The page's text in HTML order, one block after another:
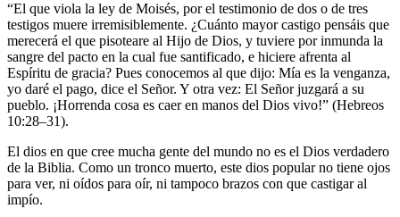
“El que viola la ley de Moisés, por el testimonio de dos o de tres
testigos muere irremisiblemente. ¿Cuánto mayor castigo pensáis que
merecerá el que pisoteare al Hijo de Dios, y tuviere por inmunda la
sangre del pacto en la cual fue santificado, e hiciere afrenta al
Espíritu de gracia? Pues conocemos al que dijo: Mía es la venganza,
yo daré el pago, dice el Señor. Y otra vez: El Señor juzgará a su
pueblo. ¡Horrenda cosa es caer en manos del Dios vivo!” (Hebreos
10:28–31).
El dios en que cree mucha gente del mundo no es el Dios verdadero
de la Biblia. Como un tronco muerto, este dios popular no tiene ojos
para ver, ni oídos para oír, ni tampoco brazos con que castigar al
impío.